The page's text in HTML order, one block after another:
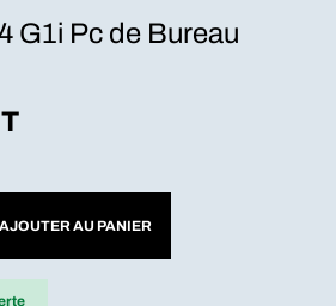
G1i Pc de Bureau
AJOUTER AU PANIER